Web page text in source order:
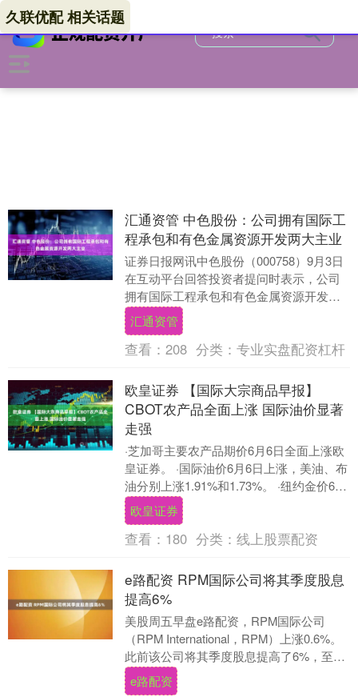
久联优配 相关话题
汇通资管 中色股份：公司拥有国际工
程承包和有色金属资源开发两大主业
证券日报网讯中色股份（000758）9月3日
在互动平台回答投资者提问时表示，公司
拥有国际工程承包和有色金属资源开发两
大主业，国际工程承包带动有色金属资源
开发，有....
汇通资管
查看： 208 分类： 专业实盘配资杠杆
欧皇证券 【国际大宗商品早报】
CBOT农产品全面上涨 国际油价显著
走强
·芝加哥主要农产品期价6月6日全面上涨欧
皇证券。 ·国际油价6月6日上涨，美油、布
油分别上涨1.91%和1.73%。 ·纽约金价6月
6日下跌1.31%，收于每盎....
欧皇证券
查看： 180 分类： 线上股票配资
e路配资 RPM国际公司将其季度股息
提高6%
美股周五早盘e路配资，RPM国际公司
（RPM International，RPM）上涨0.6%。
此前该公司将其季度股息提高了6%，至每
股0.54美元。这一增长表....
e路配资